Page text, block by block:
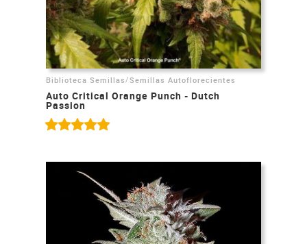
Biblioteca Semillas /Semillas Autoflorecientes
Auto Critical Orange Punch - Dutch
Passion